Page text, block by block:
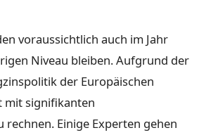
voraussichtlich auch im Jahr
Niveau bleiben. Aufgrund der
der Europäischen
mit signifikanten
rechnen. Einige Experten gehen